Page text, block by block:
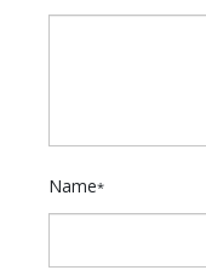
Name*